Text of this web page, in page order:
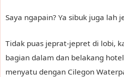
Saya ngapain? Ya sibuk juga lah
Tidak puas jeprat-jepret di lobi,
bagian dalam dan belakang
menyatu dengan Cilegon